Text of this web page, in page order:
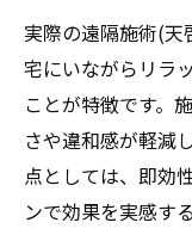
気功治療
アルな成
慢性的な首
療法)が有効
慢性的な
実際の遠隔施術(天
宅にいながらリラ
ことが特徴です。
さや違和感が軽減
点としては、即効
ンで効果を実感す